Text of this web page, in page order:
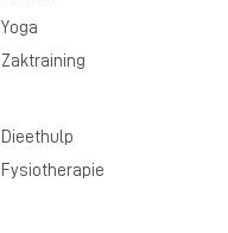
Yoga
Zaktraining
Dieethulp
Fysiotherapie